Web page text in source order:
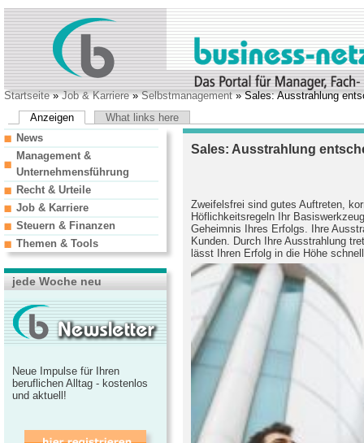
Startseite»Job & Karriere»Selbstmanagement» Sales: Ausstrahlung
Anzeigen
What links here
Sales: Ausstrahlung
Zweifelsfrei sind gutes Auftreten,
Höflichkeitsregeln Ihr
Geheimnis Ihres Erfolgs. Ihre
Kunden. Durch Ihre Ausstrahlung
lässt Ihren Erfolg in die Höhe
News
Management &
Unternehmensführung
Recht & Urteile
Job & Karriere
Steuern & Finanzen
Themen & Tools
jede Woche neu
Neue Impulse für Ihren
beruflichen Alltag - kostenlos
und aktuell!